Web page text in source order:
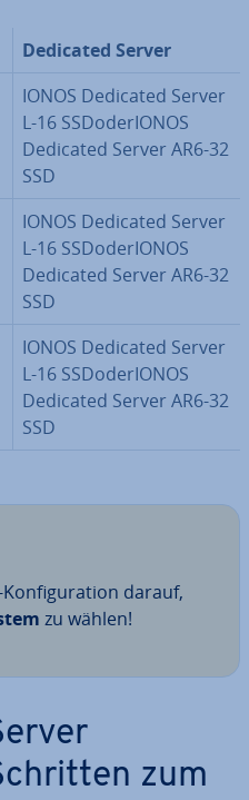
Dedicated Server
IONOS Dedicated Server
L-16 SS­Do­der­I­O­NOS
Dedicated Server AR6-32
SSD
IONOS Dedicated Server
L-16 SS­Do­der­I­O­NOS
Dedicated Server AR6-32
SSD
IONOS Dedicated Server
L-16 SS­Do­der­I­O­NOS
Dedicated Server AR6-32
SSD
darauf,
zu wählen!
zum